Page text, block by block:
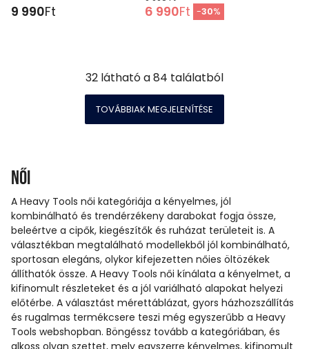
9 990Ft 6 990Ft -30%
32 látható a84 találatból
TOVÁBBIAK MEGJELENÍTÉSE
Női
A Heavy Tools női kategóriája a kényelmes, jól
kombinálható és trendérzékeny darabokat fogja össze,
beleértve a cipők, kiegészítők és ruházat területeit is. A
választékban megtalálható modellekből jól kombinálható,
sportosan elegáns, olykor kifejezetten nőies öltözékek
állíthatók össze. A Heavy Tools női kínálata a kényelmet, a
kifinomult részleteket és a jól variálható alapokat helyezi
előtérbe. A választást mérettáblázat, gyors házhozszállítás
és rugalmas termékcsere teszi még egyszerűbb a Heavy
Tools webshopban. Böngéssz tovább a kategóriában, és